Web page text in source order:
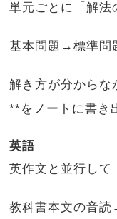
単元ごとに「解法
基本問題→標準問
解き方が分からな
**をノートに書き
英語
英作文と並行して
教科書本文の音